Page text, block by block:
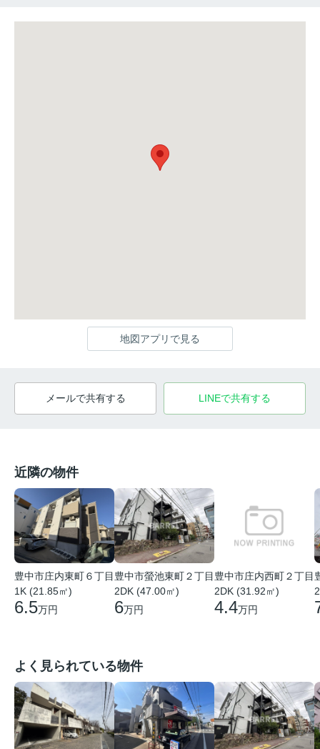
地図アプリで見る
メールで共有する LINEで共有する
近隣の物件
豊中市庄内東町６丁目
1K (21.85㎡)
6.5万円
豊中市螢池東町２丁目
2DK (47.00㎡)
6万円
豊中市庄内西町２丁目
2DK (31.92㎡)
4.4万円
よく見られている物件